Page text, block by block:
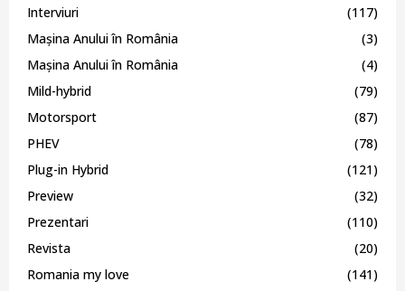
Interviuri
(117)
Mașina Anului în România
(3)
Mașina Anului în România
(4)
Mild-hybrid
(79)
Motorsport
(87)
PHEV
(78)
Plug-in Hybrid
(121)
Preview
(32)
Prezentari
(110)
Revista
(20)
Romania my love
(141)